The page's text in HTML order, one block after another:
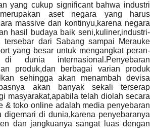
yang cukup significant bahwa industri
aset negara yang harus
massive dan kontinyu,karena negara
hasil budaya baik seni,kuliner,industri-
tersebar dari Sabang sampai Merauke
yang besar untuk mengangkat peran-
dunia internasional.Penyebaran
produk,dan berbagai varian produk
sehingga akan menambah devisa
akan banyak sekali terserap
masyarakat,apabila telah diolah secara
& toko online adalah media penyebaran
digemari di dunia,karena penyebaranya
dan jangkuanya sangat luas dengan